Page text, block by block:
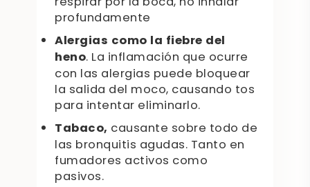
profundamente
Alergias como la fiebre del
heno. La inflamación que ocurre
con las alergias puede bloquear
la salida del moco, causando tos
para intentar eliminarlo.
Tabaco, causante sobre todo de
las bronquitis agudas. Tanto en
fumadores activos como
pasivos.